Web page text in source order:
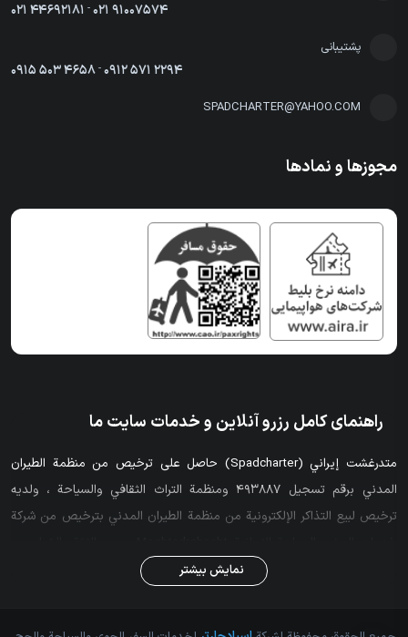
021 44692181 -021 91007574
پشتیبانی
0915 503 4658-0912 571 2294
SPADCHARTER@YAHOO.COM
مجوزها و نمادها
راهنمای کامل رزرو آنلاین و خدمات سایت ما
متدرغشت إيراني (Spadcharter) حاصل على ترخيص من منظمة الطيران
المدني برقم تسجيل 493887 ومنظمة التراث الثقافي والسياحة ، ولديه
ترخيص لبيع التذاكر الإلكترونية من منظمة الطيران المدني بترخيص من شركة
Spadcharter ، أكبر وكالة طيران في غرب طهران ، الموقع الأكثر شمولاً لشراء
نمایش بیشتر